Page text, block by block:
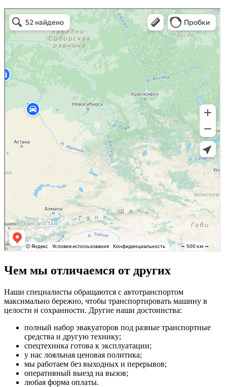
эвакуаторы на карте
Волоколамск
Чем мы отличаемся от других
Наши специалисты обращаются с автотранспортом
максимально бережно, чтобы транспортировать машину в
целости и сохранности. Другие наши достоинства:
полный набор эвакуаторов под разные транспортные
средства и другую технику;
спецтехника готова к эксплуатации;
у нас лояльная ценовая политика;
мы работаем без выходных и перерывов;
оперативный выезд на вызов;
любая форма оплаты.